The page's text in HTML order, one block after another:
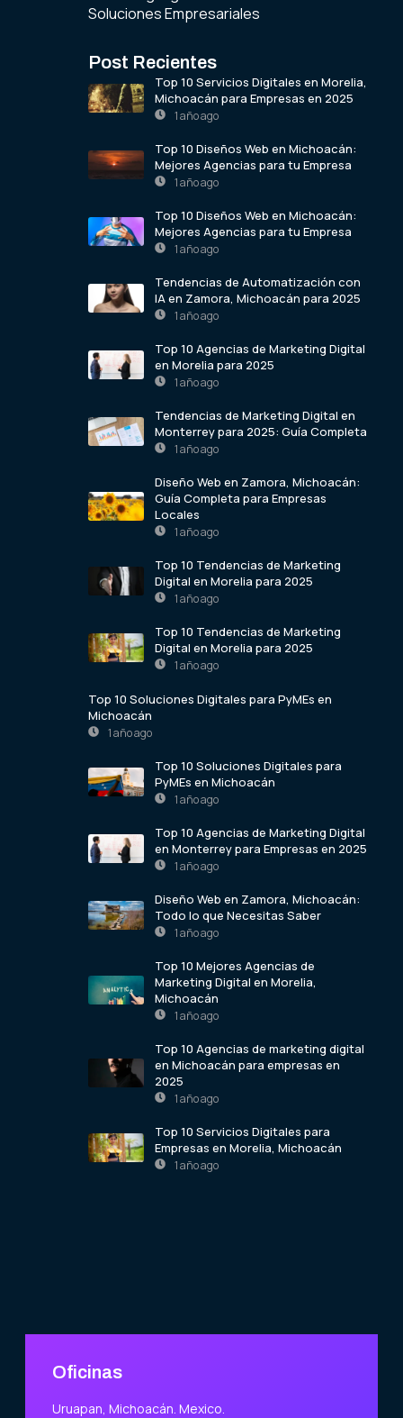
Soluciones Empresariales
Post Recientes
Top 10 Servicios Digitales en Morelia,
Michoacán para Empresas en 2025
1 año ago
Top 10 Diseños Web en Michoacán:
Mejores Agencias para tu Empresa
1 año ago
Top 10 Diseños Web en Michoacán:
Mejores Agencias para tu Empresa
1 año ago
Tendencias de Automatización con
IA en Zamora, Michoacán para 2025
1 año ago
Top 10 Agencias de Marketing Digital
en Morelia para 2025
1 año ago
Tendencias de Marketing Digital en
Monterrey para 2025: Guía Completa
1 año ago
Diseño Web en Zamora, Michoacán:
Guía Completa para Empresas
Locales
1 año ago
Top 10 Tendencias de Marketing
Digital en Morelia para 2025
1 año ago
Top 10 Tendencias de Marketing
Digital en Morelia para 2025
1 año ago
Top 10 Soluciones Digitales para PyMEs en
Michoacán
1 año ago
Top 10 Soluciones Digitales para
PyMEs en Michoacán
1 año ago
Top 10 Agencias de Marketing Digital
en Monterrey para Empresas en 2025
1 año ago
Diseño Web en Zamora, Michoacán:
Todo lo que Necesitas Saber
1 año ago
Top 10 Mejores Agencias de
Marketing Digital en Morelia,
Michoacán
1 año ago
Top 10 Agencias de marketing digital
en Michoacán para empresas en
2025
1 año ago
Top 10 Servicios Digitales para
Empresas en Morelia, Michoacán
1 año ago
Oficinas
Uruapan, Michoacán. Mexico.